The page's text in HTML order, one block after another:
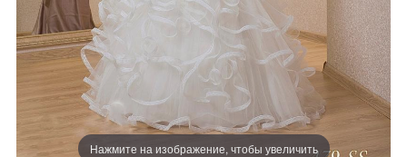
Нажмите на изображение, чтобы увеличить